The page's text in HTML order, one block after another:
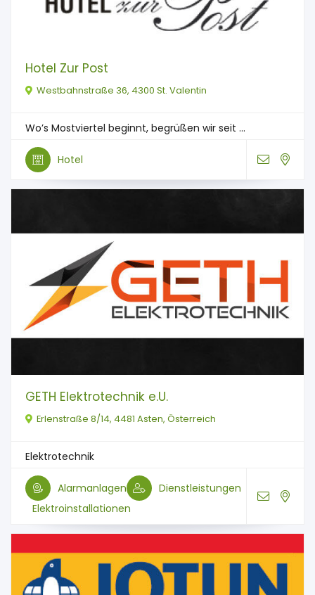
Hotel Zur Post
Westbahnstraße 36, 4300 St. Valentin
Wo’s Mostviertel beginnt, begrüßen wir seit ...
Hotel
GETH Elektrotechnik e.U.
Erlenstraße 8/14, 4481 Asten, Österreich
Elektrotechnik
Alarmanlagen
Dienstleistungen
Elektroinstallationen